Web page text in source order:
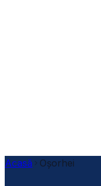
Acasă Oșorhei